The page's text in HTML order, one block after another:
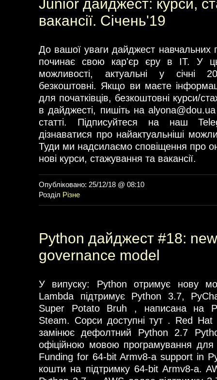
Junior дайджест: курси,
вакансії. Січень'19
До вашої уваги дайджест навчальних
починає свою кар'єр єру в ІТ. У
можливості, актуальні у січні
безкоштовні. Якщо ви маєте
для початківців, безкоштовні курси/
в дайджесті, пишіть наalyona@dou.ua
статті. Підписуйтеся на наш
дізнаватися про найактуальніші
Туди ми надсилаємо сповіщення про
нові курси, стажування та вакансії.
Опубліковано: 25/12/18 @ 08:10
Розділ Різне
Python дайджест #18:
governance model
У випуску: Python отримує нову
Lambda підтримує Python 3.7,
Super Potato Bruh , написана на
Steam. Сорси доступні тут . Red Hat
замінює дефолтний Python 2.7
офіційною мовою програмування для
Funding for 64-bit Armv8-a support in
кошти на підтримку 64-bit Armv8-a.